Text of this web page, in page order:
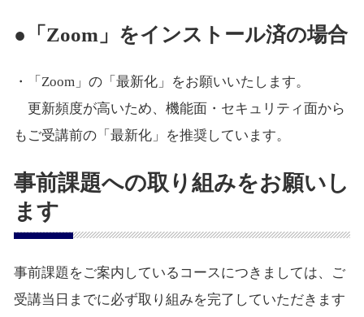
●「Zoom」をインストール済の場合
・「Zoom」の「最新化」をお願いいたします。
更新頻度が高いため、機能面・セキュリティ面から
もご受講前の「最新化」を推奨しています。
事前課題への取り組みをお願いし
ます
事前課題をご案内しているコースにつきましては、ご
受講当日までに必ず取り組みを完了していただきます